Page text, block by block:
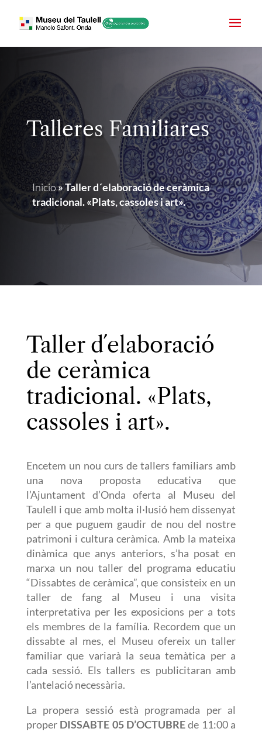
Talleres Familiares
Inicio»Taller d´elaboració de ceràmica
tradicional. «Plats, cassoles i art».
Taller d´elaboració
de ceràmica
tradicional. «Plats,
cassoles i art».
Encetem un nou curs de tallers familiars amb
una nova proposta educativa que
l’Ajuntament d’Onda oferta al Museu del
Taulell i que amb molta il·lusió hem dissenyat
per a que puguem gaudir de nou del nostre
patrimoni i cultura ceràmica. Amb la mateixa
dinàmica que anys anteriors, s’ha posat en
marxa un nou taller del programa educatiu
“Dissabtes de ceràmica”, que consisteix en un
taller de fangal Museu i una visita
interpretativa per les exposicions per a tots
els membres de la família. Recordem que un
dissabte al mes, el Museu ofereixun taller
familiar que variarà la seua temàtica per a
cada sessió. Els tallers es publicitaran amb
l’antelació necessària.
La propera sessió està programada per al
proper DISSABTE 05 D’OCTUBREde 11:00 a